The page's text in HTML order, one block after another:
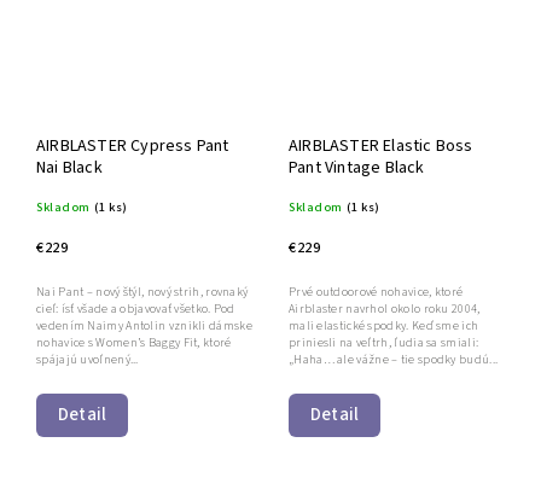
AIRBLASTER Cypress Pant
Nai Black
Skladom (1 ks)
€229
Detail
Nai Pant – nový štýl, nový strih, rovnaký
cieľ: ísť všade a objavovať všetko. Pod
vedením Naimy Antolin vznikli dámske
nohavice s Women’s Baggy Fit, ktoré
spájajú uvoľnený...
AIRBLASTER Elastic Boss
Pant Vintage Black
Skladom (1 ks)
€229
Detail
Prvé outdoorové nohavice, ktoré
Airblaster navrhol okolo roku 2004,
mali elastické spodky. Keď sme ich
priniesli na veľtrh, ľudia sa smiali:
„Haha… ale vážne – tie spodky budú...